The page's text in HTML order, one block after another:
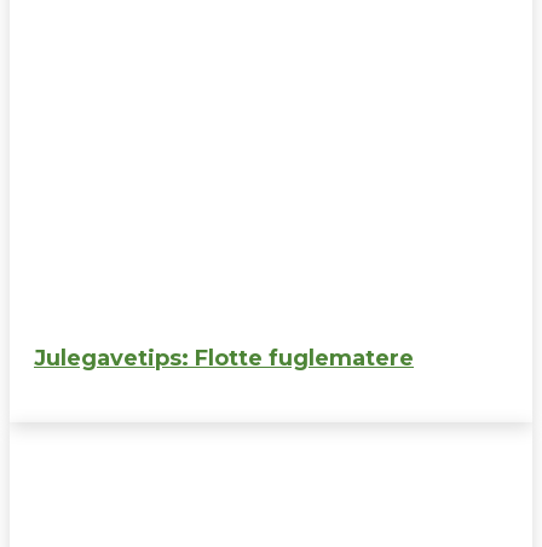
Julegavetips: Flotte fuglematere